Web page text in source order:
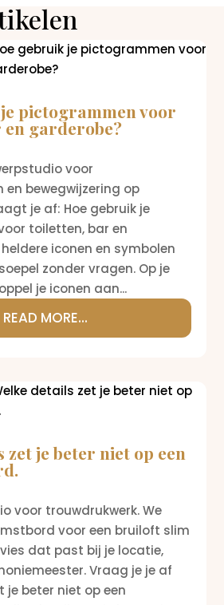
pictogrammen voor
garderobe?
voor
en bewegwijzering op
je af: Hoe gebruik je
toiletten, bar en
iconen en symbolen
zonder vragen. Op je
je iconen aan...
READ MORE...
zet je beter niet op een
voor trouwdrukwerk. We
voor een bruiloft slim
dat past bij je locatie,
Vraag je je af
je beter niet op een